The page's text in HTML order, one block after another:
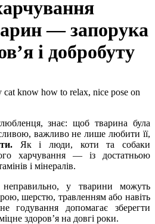
— запорука
і добробуту
знає: щоб тварина була
важливо не лише любити її,
Як і люди, коти та собаки
харчування — із достатньою
і мінералів.
у тварини можуть
шерстю, травленням або навіть
годування допомагає зберегти
здоров’я на довгі роки.